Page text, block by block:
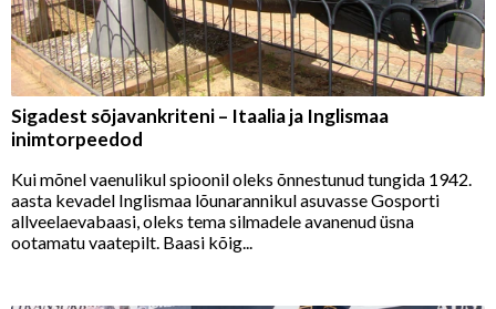
Sigadest sõjavankriteni – Itaalia ja Inglismaa
inimtorpeedod
Kui mõnel vaenulikul spioonil oleks õnnestunud tungida 1942.
aasta kevadel Inglismaa lõunarannikul asuvasse Gosporti
allveelaevabaasi, oleks tema silmadele avanenud üsna
ootamatu vaatepilt. Baasi kõig...